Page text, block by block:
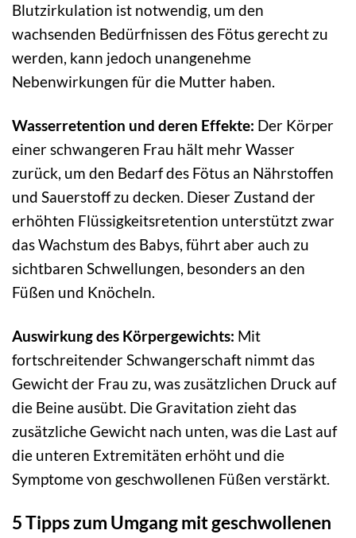
Blutzirkulation ist notwendig, um den
wachsenden Bedürfnissen des Fötus gerecht zu
werden, kann jedoch unangenehme
Nebenwirkungen für die Mutter haben.
Wasserretention und deren Effekte: Der Körper
einer schwangeren Frau hält mehr Wasser
zurück, um den Bedarf des Fötus an Nährstoffen
und Sauerstoff zu decken. Dieser Zustand der
erhöhten Flüssigkeitsretention unterstützt zwar
das Wachstum des Babys, führt aber auch zu
sichtbaren Schwellungen, besonders an den
Füßen und Knöcheln.
Auswirkung des Körpergewichts: Mit
fortschreitender Schwangerschaft nimmt das
Gewicht der Frau zu, was zusätzlichen Druck auf
die Beine ausübt. Die Gravitation zieht das
zusätzliche Gewicht nach unten, was die Last auf
die unteren Extremitäten erhöht und die
Symptome von geschwollenen Füßen verstärkt.
5 Tipps zum Umgang mit geschwollenen